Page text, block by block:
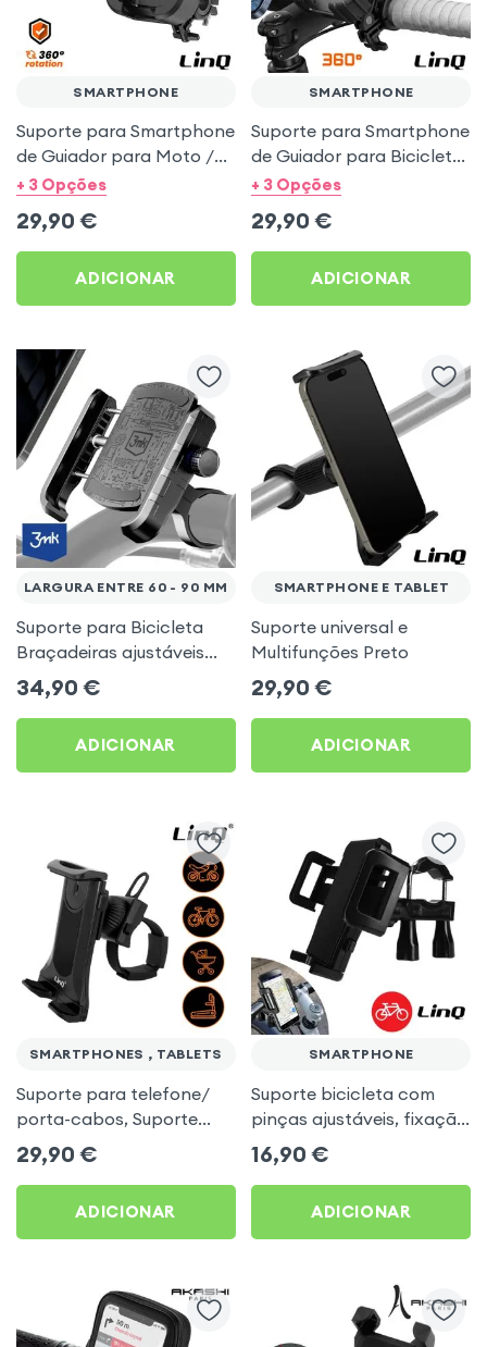
SMARTPHONE
Suporte para Smartphone
de Guiador para Moto /
Bicicleta / BTT com 4
Reforçados - LinQ
+ 3 Opções
29,90 €
ADICIONAR
SMARTPHONE
Suporte para Smartphone
de Guiador para Bicicleta
e Moto com Bloqueio
+ 3 Opções
29,90 €
ADICIONAR
LARGURA ENTRE 60 - 90 MM
Suporte para Bicicleta
Braçadeiras ajustáveis
Preto
34,90 €
ADICIONAR
SMARTPHONE E TABLET
Suporte universal e
Multifunções Preto
29,90 €
ADICIONAR
SMARTPHONES , TABLETS
Suporte para telefone/
porta-cabos, Suporte
para Motos, Bicicletas,
Carrinhos, Passadeiras...
Linq - Preto
29,90 €
ADICIONAR
SMARTPHONE
Suporte bicicleta com
pinças ajustáveis, fixação
guiador da LinQ - Preto p.
Smartphones e GPS
16,90 €
ADICIONAR